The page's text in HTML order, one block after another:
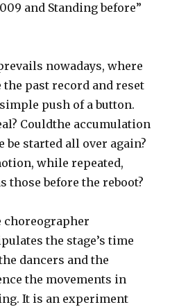
and Standing before”
nowadays, where
past record and reset
push of a button.
Couldthe accumulation
started all over again?
while repeated,
those before the reboot?
choreographer
the stage’s time
dancers and the
the movements in
It is an experiment